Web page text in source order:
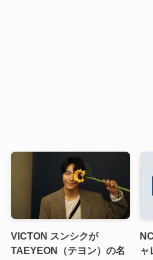
VICTON スンシクが
TAEYEON（テヨン）の名
ャ